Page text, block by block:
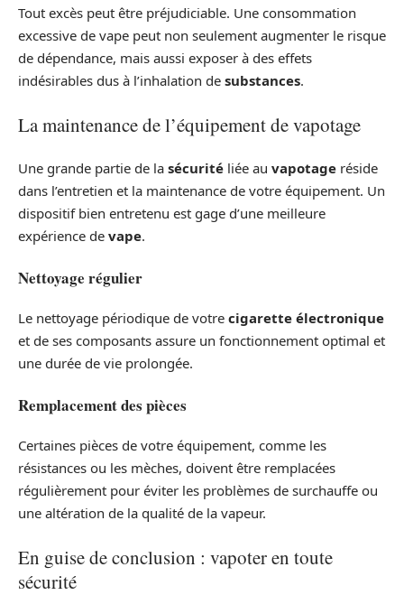
Tout excès peut être préjudiciable. Une consommation
excessive de vape peut non seulement augmenter le risque
de dépendance, mais aussi exposer à des effets
indésirables dus à l’inhalation de substances.
La maintenance de l’équipement de vapotage
Une grande partie de la sécurité liée au vapotage réside
dans l’entretien et la maintenance de votre équipement. Un
dispositif bien entretenu est gage d’une meilleure
expérience de vape.
Nettoyage régulier
Le nettoyage périodique de votre cigarette électronique
et de ses composants assure un fonctionnement optimal et
une durée de vie prolongée.
Remplacement des pièces
Certaines pièces de votre équipement, comme les
résistances ou les mèches, doivent être remplacées
régulièrement pour éviter les problèmes de surchauffe ou
une altération de la qualité de la vapeur.
En guise de conclusion : vapoter en toute
sécurité